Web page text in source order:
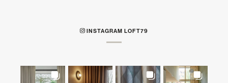
INSTAGRAM LOFT79